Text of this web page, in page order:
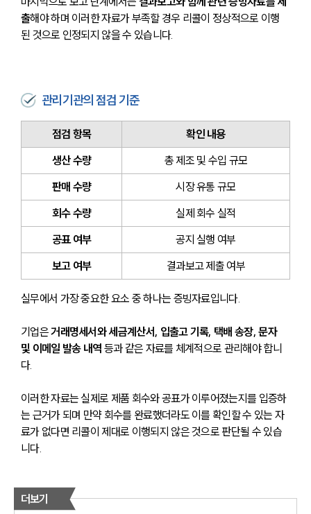
출해야 하며 이러한 자료가 부족할 경우 리콜이 정상적으로 이행
된 것으로 인정되지 않을 수 있습니다.
관리기관의 점검 기준
점검 항목
확인 내용
생산 수량
총 제조 및 수입 규모
판매 수량
시장 유통 규모
회수 수량
실제 회수 실적
공표 여부
공지 실행 여부
보고 여부
결과보고 제출 여부
실무에서 가장 중요한 요소 중 하나는 증빙자료입니다.
기업은 거래명세서와 세금계산서, 입출고 기록, 택배 송장, 문자
및 이메일 발송 내역 등과 같은 자료를 체계적으로 관리해야 합니
다.
이러한 자료는 실제로 제품 회수와 공표가 이루어졌는지를 입증하
는 근거가 되며 만약 회수를 완료했더라도 이를 확인할 수 있는 자
료가 없다면 리콜이 제대로 이행되지 않은 것으로 판단될 수 있습
니다.
더보기